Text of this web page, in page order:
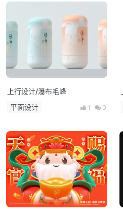
上行设计/瀑布毛峰
平面设计
1 0